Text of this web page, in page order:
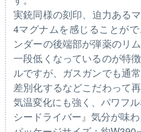
実銃同様の刻印、迫力ある
4マグナムを感じることが
ンダーの後端部が弾薬のリ
一段低くなっているのが特
ルですが、ガスガンでも通
差別化するなどこだわって
気温変化にも強く、パワフ
シードライバー』気分が味